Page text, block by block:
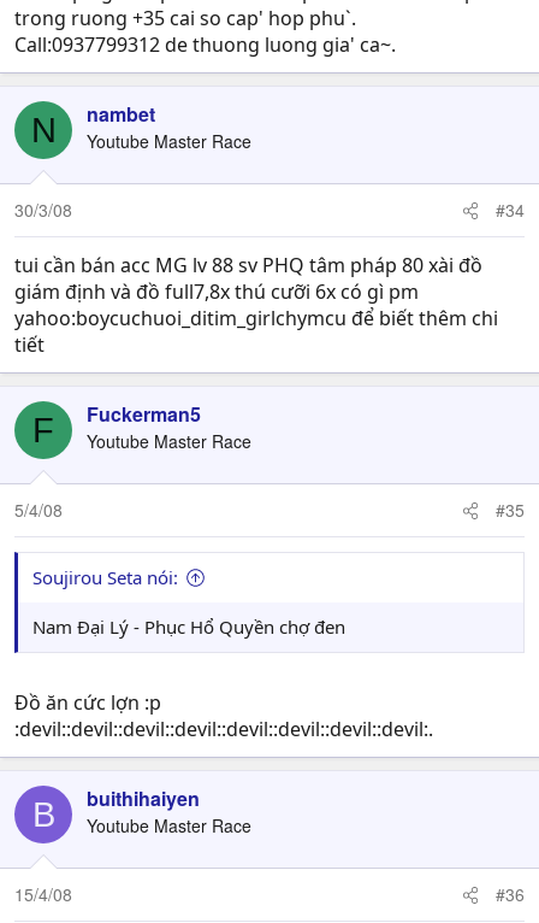
trong ruong +35 cai so cap' hop phu`.
Call:0937799312 de thuong luong gia' ca~.
N nambet
Youtube Master Race
30/3/08 #34
tui cần bán acc MG lv 88 sv PHQ tâm pháp 80 xài đồ
giám định và đồ full7,8x thú cưỡi 6x có gì pm
yahoo:boycuchuoi_ditim_girlchymcu để biết thêm chi
tiết
F Fuckerman5
Youtube Master Race
5/4/08 #35
Soujirou Seta nói:
Nam Đại Lý - Phục Hổ Quyền chợ đen
Đồ ăn cức lợn :p
:devil::devil::devil::devil::devil::devil::devil::devil:.
B buithihaiyen
Youtube Master Race
15/4/08 #36